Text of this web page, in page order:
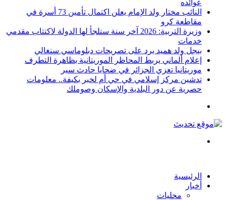
عوائده
النائب مختار ولد الإمام يعلن اكتمال تأمين 73 أسرة في
مقاطعة كرو
وزيرة التربية: 2026 آخر سنة ستلجأ لها الدولة لاكتتاب مقدمي
خدمات
بيجل ولد هميد يرد على تصريحات دبلوماسي سنغالي
إعلام ألماني يربط المحاظر الموريتانية بظاهرة التطرف
موريتانيا تعزي الجزائر في ضحايا حادث سير
تدشين مركز إسلامي في حي أم لخبر بكيفة.. معلومات
حصرية عن دور البلدية والإسكان وصوملك
الرئيسية
أخبار
محليات